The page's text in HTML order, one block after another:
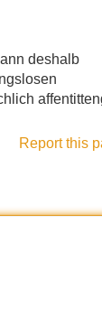
deshalb
Report this